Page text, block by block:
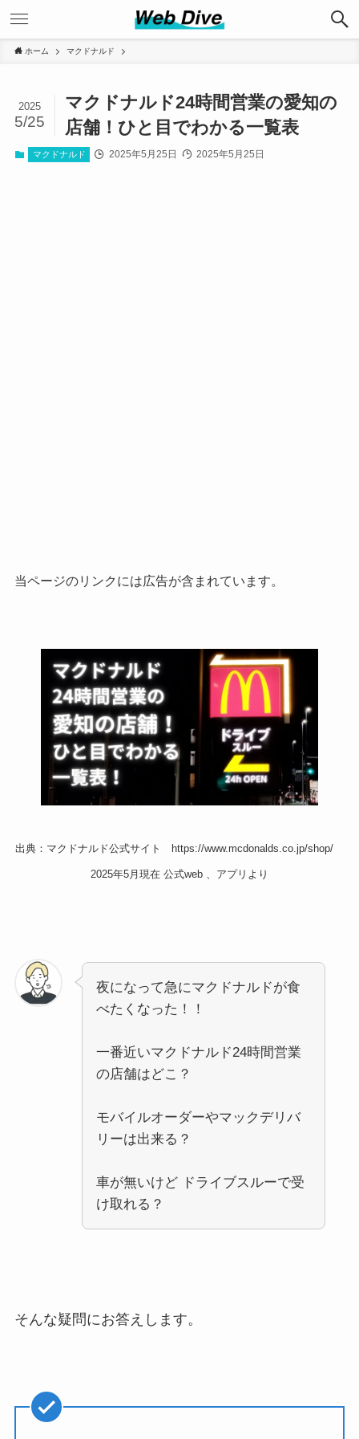
ホーム マクドナルド
マクドナルド24時間営業の愛知の
店舗！ひと目でわかる一覧表
2025
5/25
マクドナルド 2025年5月25日 2025年5月25日
当ページのリンクには広告が含まれています。
出典：マクドナルド公式サイト https://www.mcdonalds.co.jp/shop/
2025年5月現在 公式web 、アプリより
夜になって急にマクドナルドが食
べたくなった！！
一番近いマクドナルド24時間営業
の店舗はどこ？
モバイルオーダーやマックデリバ
リーは出来る？
車が無いけど ドライブスルーで受
け取れる？
そんな疑問にお答えします。